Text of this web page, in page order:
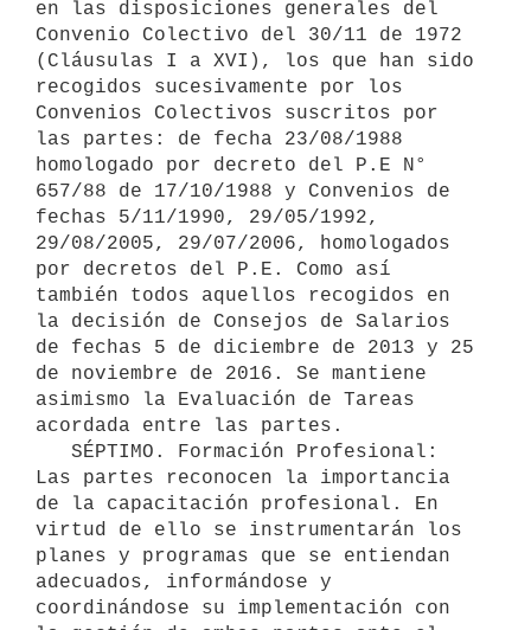
en las disposiciones generales del
Convenio Colectivo del 30/11 de 1972
(Cláusulas I a XVI), los que han sido
recogidos sucesivamente por los
Convenios Colectivos suscritos por
las partes: de fecha 23/08/1988
homologado por decreto del P.E N°
657/88 de 17/10/1988 y Convenios de
fechas 5/11/1990, 29/05/1992,
29/08/2005, 29/07/2006, homologados
por decretos del P.E. Como así
también todos aquellos recogidos en
la decisión de Consejos de Salarios
de fechas 5 de diciembre de 2013 y 25
de noviembre de 2016. Se mantiene
asimismo la Evaluación de Tareas
acordada entre las partes.
Las partes reconocen la importancia
de la capacitación profesional. En
virtud de ello se instrumentarán los
planes y programas que se entiendan
adecuados, informándose y
coordinándose su implementación con